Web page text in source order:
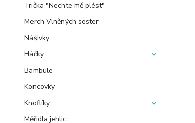
Trička "Nechte mě plést"
Merch Vlněných sester
Nášivky
Háčky
Bambule
Koncovky
Knoflíky
Měřidla jehlic